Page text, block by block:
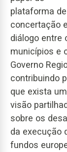
plataforma de
concertação
diálogo entre
municípios e
Governo
contribuindo
que exista
visão
sobre os
da execução
fundos